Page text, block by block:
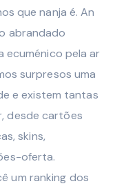
que nanja é. An
abrandado
ecuménico pela ar
surpresos uma
e existem tantas
desde cartões
skins,
oferta.
um ranking dos